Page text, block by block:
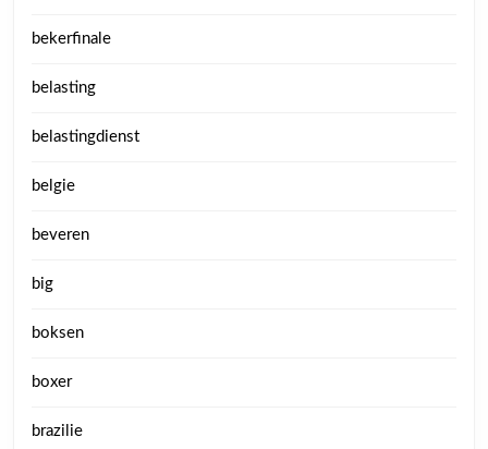
bekerfinale
belasting
belastingdienst
belgie
beveren
big
boksen
boxer
brazilie